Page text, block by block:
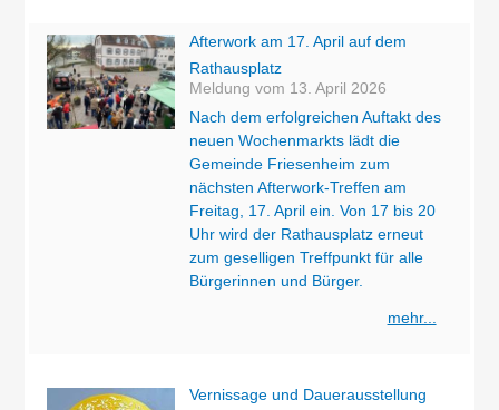
Afterwork am 17. April auf dem
Rathausplatz
Meldung vom 13. April 2026
Nach dem erfolgreichen Auftakt des
neuen Wochenmarkts lädt die
Gemeinde Friesenheim zum
nächsten Afterwork-Treffen am
Freitag, 17. April ein. Von 17 bis 20
Uhr wird der Rathausplatz erneut
zum geselligen Treffpunkt für alle
Bürgerinnen und Bürger.
mehr...
Vernissage und Dauerausstellung